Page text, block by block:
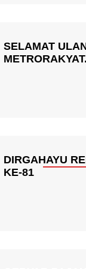
SELAMAT
DIRGAHAYU
KE-81